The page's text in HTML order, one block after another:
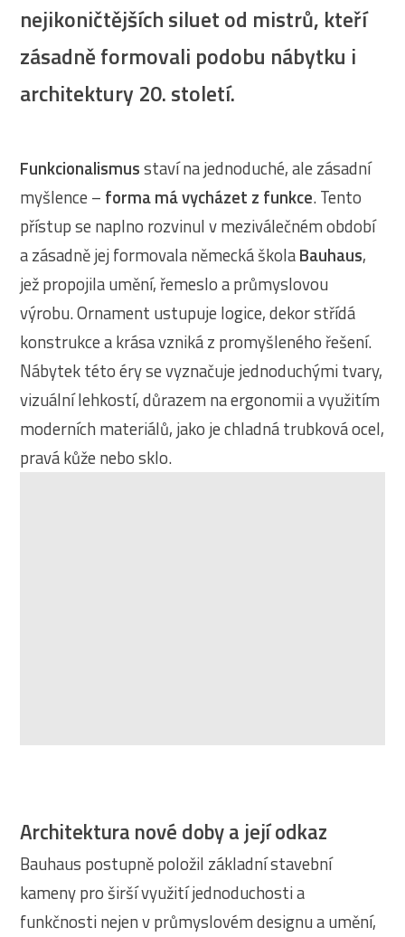
nejikoničtějších siluet od mistrů, kteří
zásadně formovali podobu nábytku i
architektury 20. století.
Funkcionalismusstaví na jednoduché, ale zásadní
myšlence – forma má vycházet z funkce. Tento
přístup se naplno rozvinul v meziválečném období
a zásadně jej formovala německá školaBauhaus,
jež propojila umění, řemeslo a průmyslovou
výrobu. Ornament ustupuje logice, dekor střídá
konstrukce a krása vzniká z promyšleného řešení.
Nábytek této éry se vyznačuje jednoduchými tvary,
vizuální lehkostí, důrazem na ergonomii a využitím
moderních materiálů, jako je chladná trubková ocel,
pravá kůže nebo sklo.
Architektura nové doby a její odkaz
Bauhaus postupně položil základní stavební
kameny pro širší využití jednoduchosti a
funkčnosti nejen v průmyslovém designu a umění,